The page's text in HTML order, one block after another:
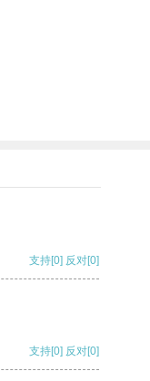
支持[0] 反对[0]
支持[0] 反对[0]